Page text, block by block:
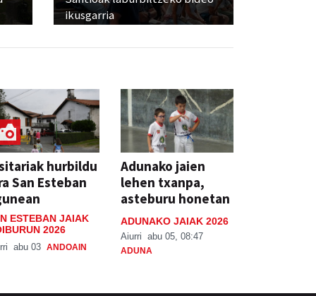
ikusgarria
hurbildu
San Esteban
ESTEBAN JAIAK
2026
abu 03 ANDOAIN
Adunako jaien
lehen txanpa,
asteburu honetan
ADUNAKO JAIAK 2026
Aiurri abu 05, 08:47
ADUNA